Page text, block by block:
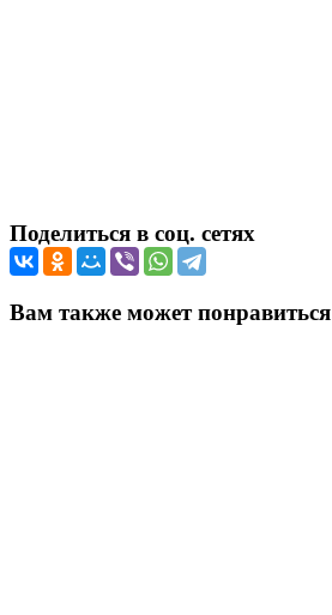
Поделиться в соц. сетях
Вам также может понравиться